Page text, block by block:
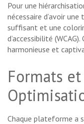
Pour une
nécessaire d’avoir
suffisant et une
d’accessibilité
harmonieuse et
Formats
Chaque plateforme a